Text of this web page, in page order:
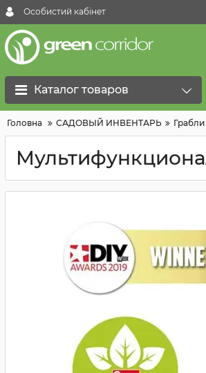
Особистий кабінет
Каталог товаров
Головна САДОВЫЙ ИНВЕНТАРЬ Грабли